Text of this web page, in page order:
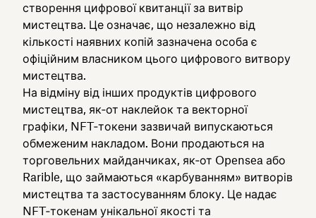
створення цифрової квитанції за витвір
мистецтва. Це означає, що незалежно від
кількості наявних копій зазначена особа є
офіційним власником цього цифрового витвору
мистецтва.
На відміну від інших продуктів цифрового
мистецтва, як‑от наклейок та векторної
графіки, NFT‑токени зазвичай випускаються
обмеженим накладом. Вони продаються на
торговельних майданчиках, як‑от Opensea або
Rarible, що займаються «карбуванням» витворів
мистецтва та застосуванням блоку. Це надає
NFT‑токенам унікальної якості та